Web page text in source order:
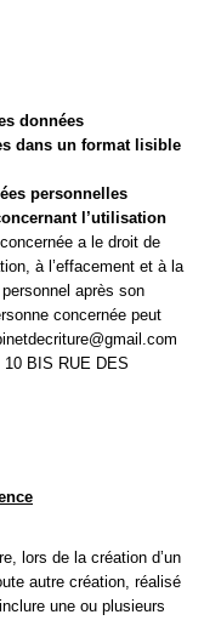
données
dans un format lisible
personnelles
l’utilisation
a le droit de
à l’effacement et à la
après son
concernée peut
BIS RUE DES
lors de la création d’un
autre création, réalisé
une ou plusieurs